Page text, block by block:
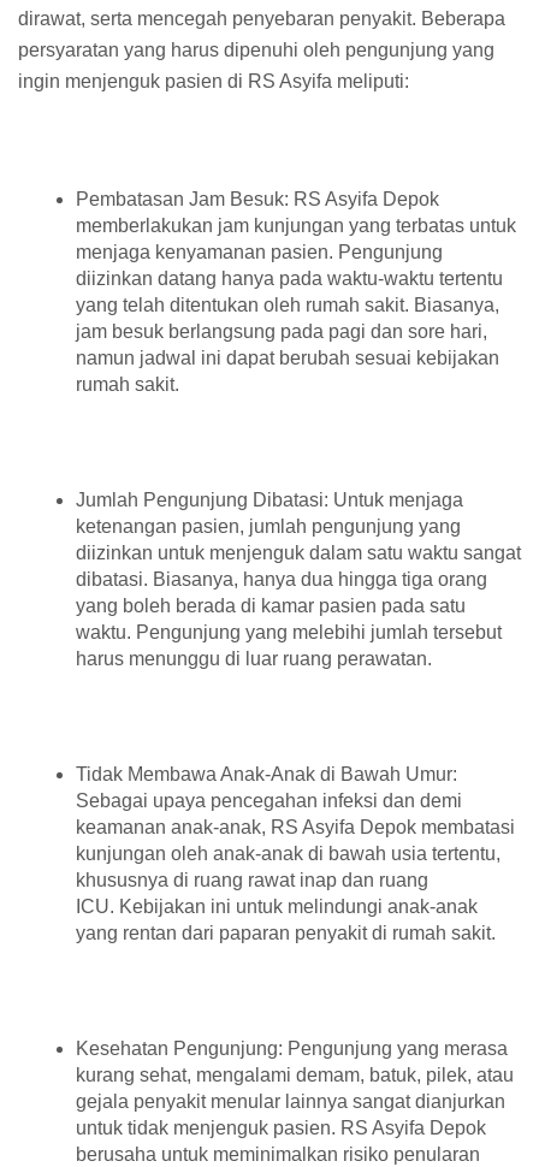
dirawat, serta mencegah penyebaran penyakit. Beberapa
persyaratan yang harus dipenuhi oleh pengunjung yang
ingin menjenguk pasien di RS Asyifa meliputi:
Pembatasan Jam Besuk: RS Asyifa Depok
memberlakukan jam kunjungan yang terbatas untuk
menjaga kenyamanan pasien. Pengunjung
diizinkan datang hanya pada waktu-waktu tertentu
yang telah ditentukan oleh rumah sakit. Biasanya,
jam besuk berlangsung pada pagi dan sore hari,
namun jadwal ini dapat berubah sesuai kebijakan
rumah sakit.
Jumlah Pengunjung Dibatasi: Untuk menjaga
ketenangan pasien, jumlah pengunjung yang
diizinkan untuk menjenguk dalam satu waktu sangat
dibatasi. Biasanya, hanya dua hingga tiga orang
yang boleh berada di kamar pasien pada satu
waktu. Pengunjung yang melebihi jumlah tersebut
harus menunggu di luar ruang perawatan.
Tidak Membawa Anak-Anak di Bawah Umur:
Sebagai upaya pencegahan infeksi dan demi
keamanan anak-anak, RS Asyifa Depok membatasi
kunjungan oleh anak-anak di bawah usia tertentu,
khususnya di ruang rawat inap dan ruang
ICU. Kebijakan ini untuk melindungi anak-anak
yang rentan dari paparan penyakit di rumah sakit.
Kesehatan Pengunjung: Pengunjung yang merasa
kurang sehat, mengalami demam, batuk, pilek, atau
gejala penyakit menular lainnya sangat dianjurkan
untuk tidak menjenguk pasien. RS Asyifa Depok
berusaha untuk meminimalkan risiko penularan